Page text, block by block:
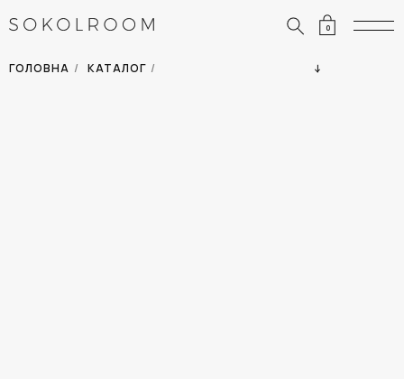
0
ГОЛОВНА / КАТАЛОГ /